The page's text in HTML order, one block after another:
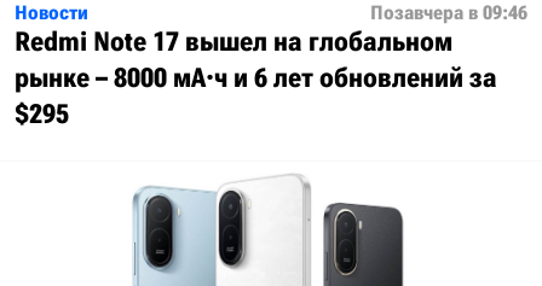
Новости Позавчера в 09:46
Redmi Note 17 вышел на глобальном
рынке – 8000 мА·ч и 6 лет обновлений за
$295